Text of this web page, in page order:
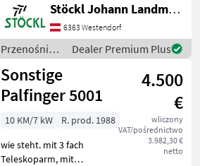
sofort verfügbar, A
Przenośniki Żurawie do
forwarderów
Stöckl Johann Landmaschinen GesmbH & Co KG
6363 Westendorf
Przenośniki
/ Maraton
Dealer Premium Plus
Sonstige
Palfinger 5001
4.500
€
wliczony
VAT/pośrednictwo
3.982,30 €
netto
10 KM/7 kW
R. prod. 1988
wie steht. mit 3 fach
Teleskoparm, mit